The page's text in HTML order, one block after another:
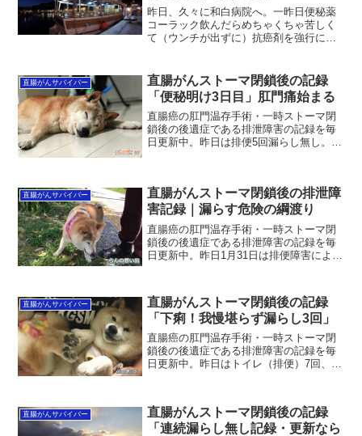
昨日、久々に和白病院へ。一昨日便秘薬
コーラック飲んだらめちゃくちゃ苦しく
て（ウンチが出ずに）抗癌剤を強行に進
なと思い何と１年ぶりに行きました∩`･
◇･)ﾊｲｯ!!実はこ...
直腸がんサバイバー
直腸がんストーマ閉鎖後の記録
「便秘明け3日目」肛門痛始まる
直腸癌の肛門温存手術・一時ストーマ閉
鎖後の後遺症である排泄障害の記録を毎
日更新中。昨日は排便5回漏らし無し。便
に増してきている。こ...
直腸がんサバイバー
直腸がんストーマ閉鎖後の排泄障
害記録｜漏らす危険の綱渡り
直腸癌の肛門温存手術・一時ストーマ閉
鎖後の後遺症である排泄障害の記録を毎
日更新中。昨日1月31日は排便障害による
危険の綱渡り、背中合わせのスリリング
な展開。ちっともワ...
直腸がんサバイバー
直腸がんストーマ閉鎖後の記録
「下痢！我慢堪らず漏らし3回」
直腸癌の肛門温存手術・一時ストーマ閉
鎖後の後遺症である排泄障害の記録を毎
日更新中。昨日はトイレ（排便）7回、う
続して下痢でスタート。後半3回は有無を
言わさず水下痢で...
直腸がんサバイバー
直腸がんストーマ閉鎖後の記録
「連続漏らし無し記録・更新なら